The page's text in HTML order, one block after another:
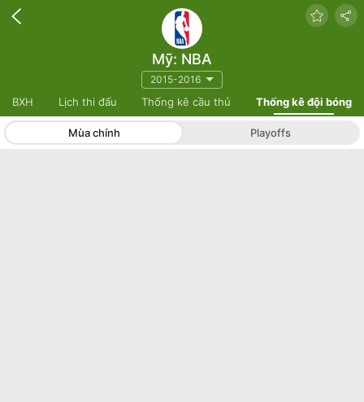
Mỹ: NBA
2015-2016
BXH Lịch thi đấu Thống kê cầu thủ Thống kê đội bóng
Mùa chính Playoffs